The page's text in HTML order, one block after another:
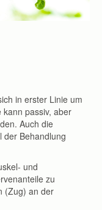
in erster Linie um
passiv, aber
Auch die
der Behandlung
und
zu
(Zug) an der